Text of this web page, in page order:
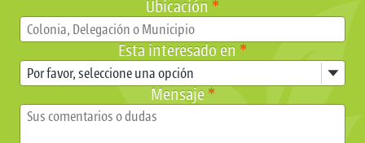
Ubicación *
Esta interesado en *
Mensaje*